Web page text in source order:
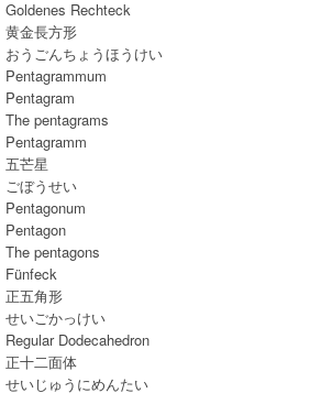
Goldenes Rechteck
黄金長方形
おうごんちょうほうけい
Pentagrammum
Pentagram
The pentagrams
Pentagramm
五芒星
ごぼうせい
Pentagonum
Pentagon
The pentagons
Fünfeck
正五角形
せいごかっけい
Regular Dodecahedron
正十二面体
せいじゅうにめんたい